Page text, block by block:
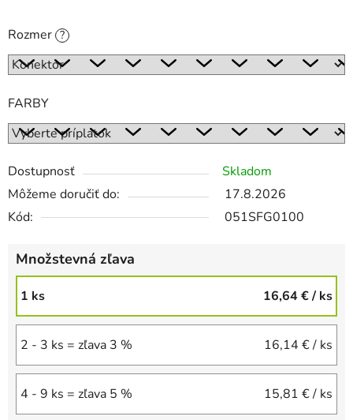
Rozmer ?
FARBY
Dostupnosť
Skladom
Môžeme doručiť do:
17.8.2026
Kód:
051SFG0100
Množstevná zľava
1 ks 16,64 €/ ks
2 - 3 ks = zľava 3 % 16,14 €/ ks
4 - 9 ks = zľava 5 % 15,81 €/ ks